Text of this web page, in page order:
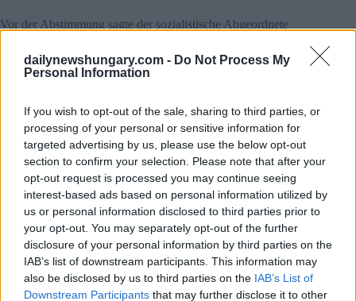
dailynewshungary.com - Do Not Process My
Personal Information
If you wish to opt-out of the sale, sharing to third parties, or
processing of your personal or sensitive information for
targeted advertising by us, please use the below opt-out
section to confirm your selection. Please note that after your
opt-out request is processed you may continue seeing
interest-based ads based on personal information utilized by
us or personal information disclosed to third parties prior to
your opt-out. You may separately opt-out of the further
disclosure of your personal information by third parties on the
IAB’s list of downstream participants. This information may
also be disclosed by us to third parties on the IAB’s List of
Downstream Participants that may further disclose it to other
Vor der Abstimmung sagte der sozialistische Abgeordnete
und könne nicht angenommen werden, während Soproni
Kovács beschuldigte, Regierungspropaganda zu verkaufen.
In einer Erklärung sagte Kovács, der ehemalige
nicht zur Verfügung gestellt “Es liegt an den
Ermittlungsbehörden, sich über seine Rolle bei der Tätigkeit
der Gemeinde und deren Grundstücksverkäufen zu
informieren”, fügte er hinzu.
Sagte KovácsDas Komitee sei “von Anfang an zum
Scheitern verurteilt” gewesen, da linke Abgeordnete in der
Mehrheit seien und sie “offen ihre Vorurteile zum Ausdruck
brachten”.